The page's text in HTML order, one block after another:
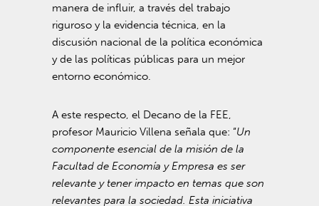
manera de influir, a través del trabajo
riguroso y la evidencia técnica, en la
discusión nacional de la política económica
y de las políticas públicas para un mejor
entorno económico.
A este respecto, el Decano de la FEE,
profesor Mauricio Villena señala que: “Un
componente esencial de la misión de la
Facultad de Economía y Empresa es ser
relevante y tener impacto en temas que son
relevantes para la sociedad. Esta iniciativa